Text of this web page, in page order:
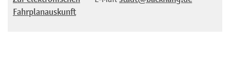
Fahrplanauskunft